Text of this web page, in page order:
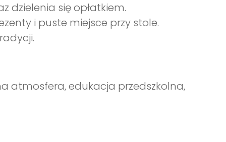
dzielenia się opłatkiem.
i puste miejsce przy stole.
atmosfera, edukacja przedszkolna,